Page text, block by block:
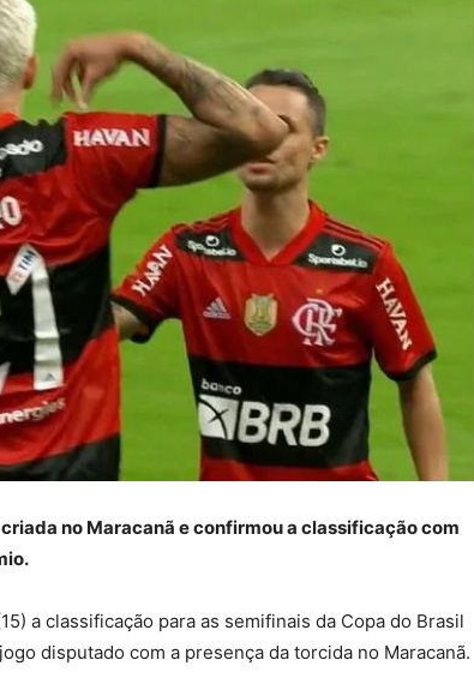
no Maracanã e confirmou a classificação com
a classificação para as semifinais da Copa do Brasil
disputado com a presença da torcida no Maracanã.